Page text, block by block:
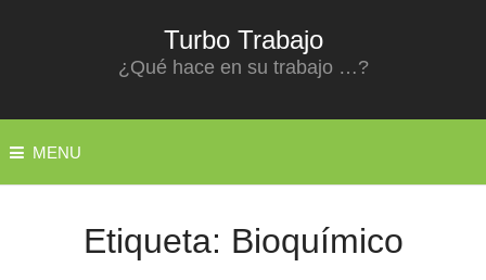
Turbo Trabajo
¿Qué hace en su trabajo …?
MENU
Etiqueta: Bioquímico